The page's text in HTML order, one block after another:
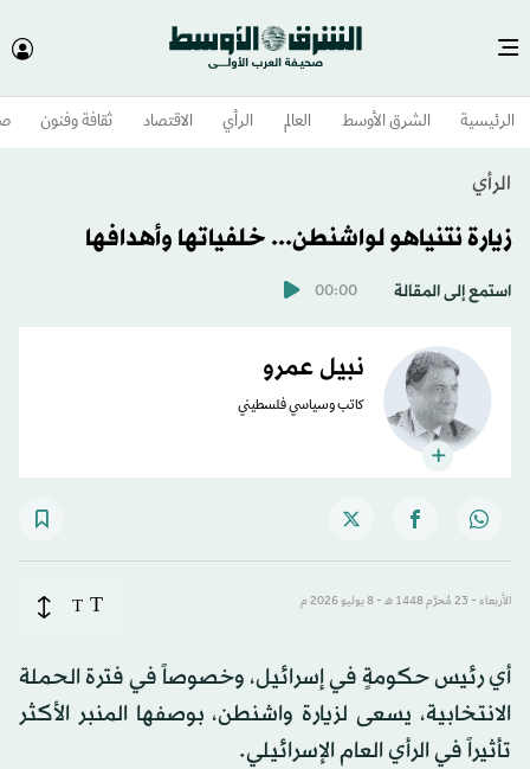
الرئيسية الشرق الأوسط​ العالم الرأي الاقتصاد ثقافة وفنون
الرأي
زيارة نتنياهو لواشنطن... خلفياتها وأهدافها
استمع إلى المقالة 00:00
نبيل عمرو
كاتب وسياسي فلسطيني
الأربعاء - 23 مُحرَّم 1448 هـ - 8 يوليو 2026 م T
T
أي رئيس حكومةٍ في إسرائيل، وخصوصاً في فترة الحملة
الانتخابية، يسعى لزيارة واشنطن، بوصفها المنبر الأكثر
تأثيراً في الرأي العام الإسرائيلي.